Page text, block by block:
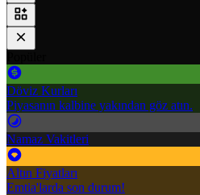
Döviz Kurları
Piyasanın kalbine yakından göz atın.
Namaz Vakitleri
Altın Fiyatları
Emtia'larda son durum!